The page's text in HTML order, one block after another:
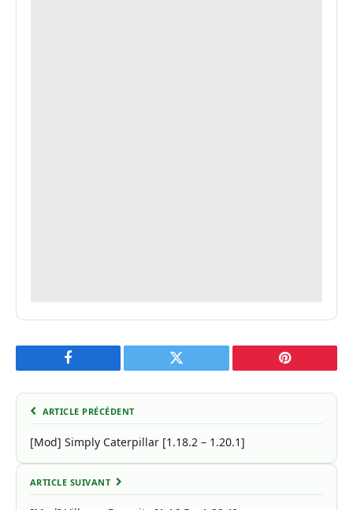
Facebook Twitter Pinterest
ARTICLE PRÉCÉDENT
[Mod] Simply Caterpillar [1.18.2 – 1.20.1]
ARTICLE SUIVANT